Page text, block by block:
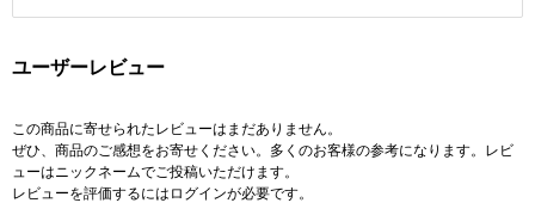
ユーザーレビュー
この商品に寄せられたレビューはまだありません。
ぜひ、商品のご感想をお寄せください。多くのお客様の参考になります。レビ
ューはニックネームでご投稿いただけます。
レビューを評価するには ログインが必要です。